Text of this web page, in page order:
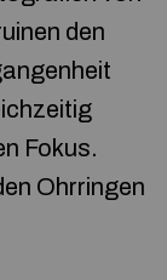
den
Fokus.
Ohrringen